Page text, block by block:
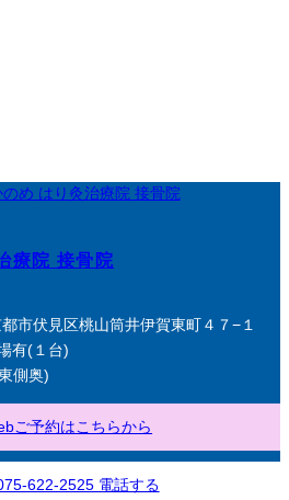
療院 接骨院
市伏見区桃山筒井伊賀東町４７−１
有(１台)
側奥)
ご予約はこちらから
622-2525 電話する